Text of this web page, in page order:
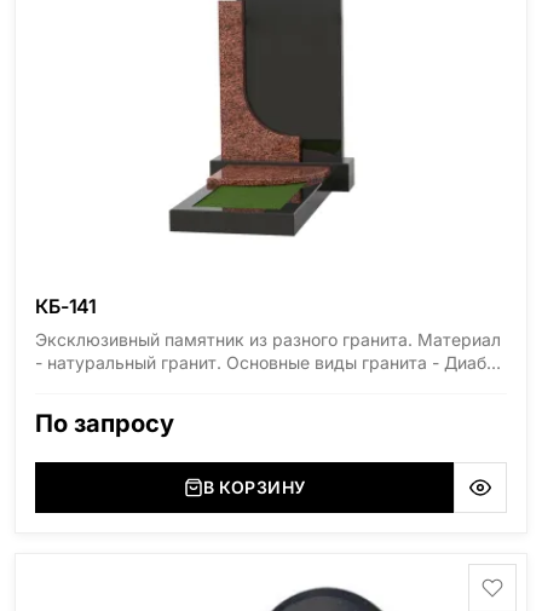
КБ-141
Эксклюзивный памятник из разного гранита. Материал
- натуральный гранит. Основные виды гранита - Диабаз
(Украина, Житомерская область), Лабродарит
(Украина, Житомерская область), Сюксюансаари
(Россия, Карелия), Амфиболит (Россия, Мурманская
По запросу
В КОРЗИНУ